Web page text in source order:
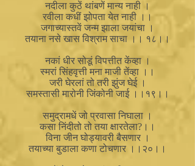
नदीला कुठें थांबणें मान्य नाही ।
रवीला कधीं झोपता येत नाही ।।
जगाच्यास्तवें जन्म झाला जयांचा ।
तयाना नसे खास विश्राम साचा ।। १८।।
नकां धीर सोडूं विपत्तीत केंव्हा ।
स्मरां सिंहवृत्ती मना माजी तेंव्हा ।।
जरी घेरलां तो तरी झुंज घेई ।
समस्तासी मारोनी जिंकोनी जाई ।।१९।।
समुद्रामधें जो प्रवासा निघाला ।
कसा निंदीतो तो तया क्षारतेला?।।
विना जीन घोड्यावरी बैसणार ।
तयाच्या बुडाला कणा टोचणार ।।२०।।